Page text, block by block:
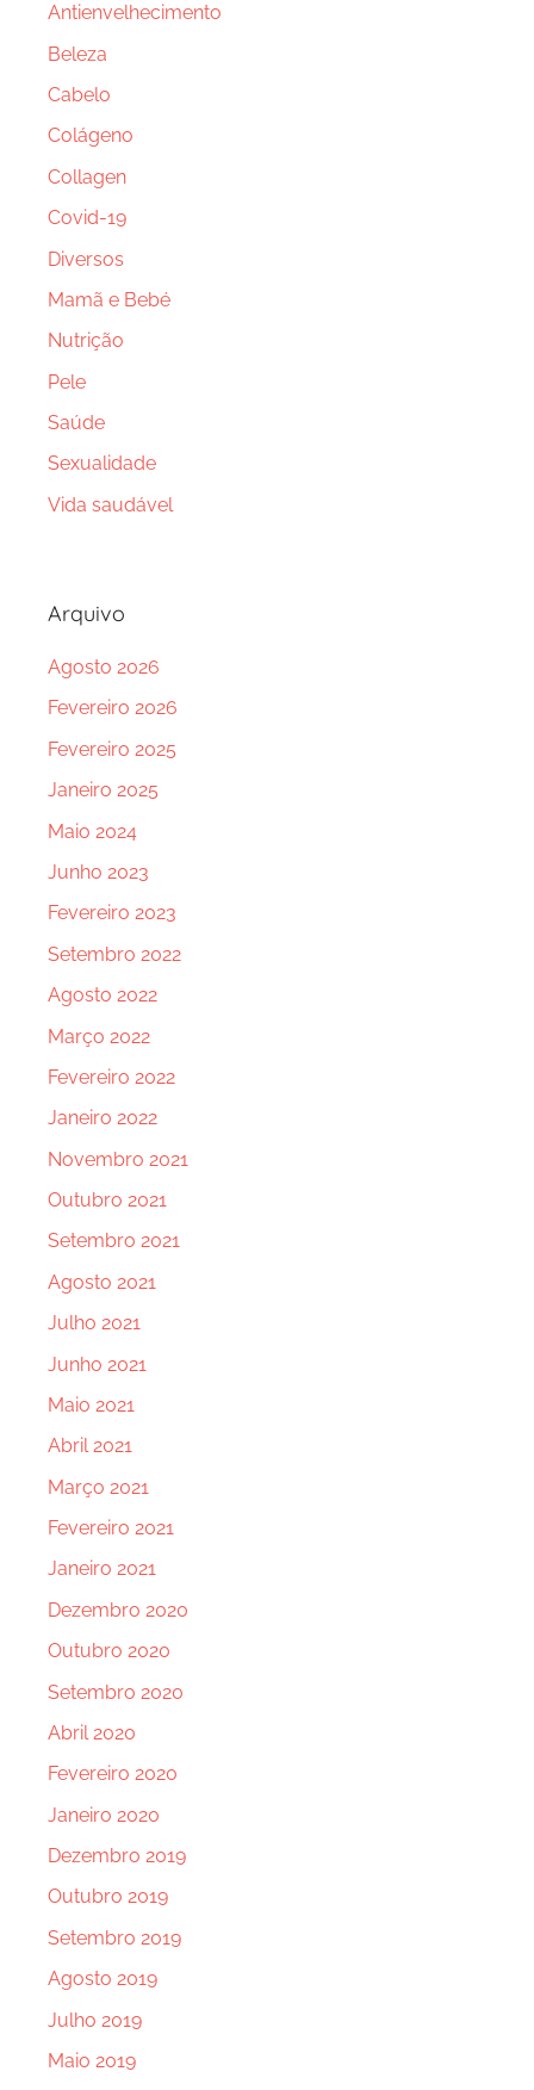
Antienvelhecimento
Beleza
Cabelo
Colágeno
Collagen
Covid-19
Diversos
Mamã e Bebé
Nutrição
Pele
Saúde
Sexualidade
Vida saudável
Arquivo
Agosto 2026
Fevereiro 2026
Fevereiro 2025
Janeiro 2025
Maio 2024
Junho 2023
Fevereiro 2023
Setembro 2022
Agosto 2022
Março 2022
Fevereiro 2022
Janeiro 2022
Novembro 2021
Outubro 2021
Setembro 2021
Agosto 2021
Julho 2021
Junho 2021
Maio 2021
Abril 2021
Março 2021
Fevereiro 2021
Janeiro 2021
Dezembro 2020
Outubro 2020
Setembro 2020
Abril 2020
Fevereiro 2020
Janeiro 2020
Dezembro 2019
Outubro 2019
Setembro 2019
Agosto 2019
Julho 2019
Maio 2019